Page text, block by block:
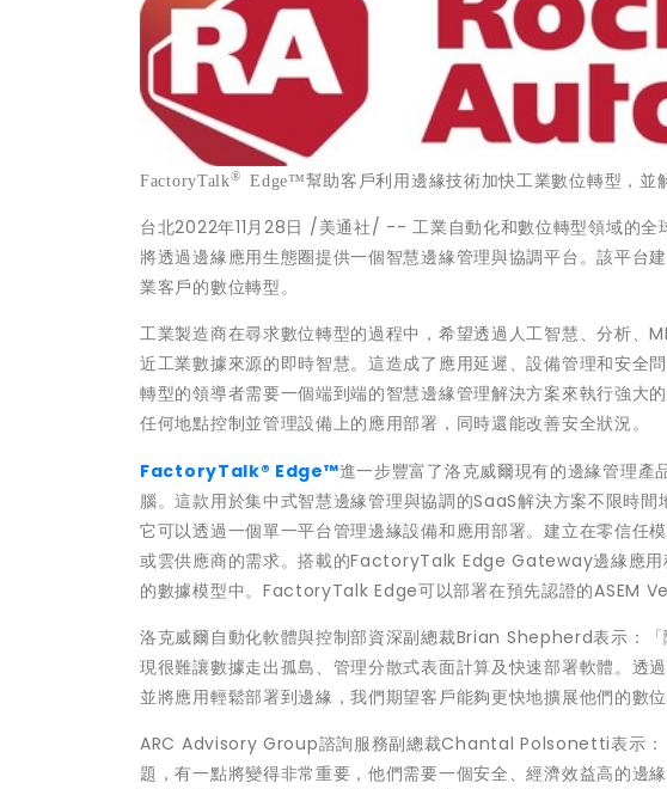
FactoryTalk® Edge™幫助客戶利用邊緣技術加快工業數位轉型，並
台北2022年11月28日 /美通社/ -- 工業自動化和數位轉型領域的全
將透過邊緣應用生態圈提供一個智慧邊緣管理與協調平台。該平台
業客戶的數位轉型。
工業製造商在尋求數位轉型的過程中，希望透過人工智慧、分析、
近工業數據來源的即時智慧。這造成了應用延遲、設備管理和安全
轉型的領導者需要一個端到端的智慧邊緣管理解決方案來執行強大
任何地點控制並管理設備上的應用部署，同時還能改善安全狀況。
FactoryTalk® Edge™進一步豐富了洛克威爾現有的邊緣管理產
腦。這款用於集中式智慧邊緣管理與協調的SaaS解決方案不限時
它可以透過一個單一平台管理邊緣設備和應用部署。建立在零信任
或雲供應商的需求。搭載的FactoryTalk Edge Gateway邊緣應用
的數據模型中。FactoryTalk Edge可以部署在預先認證的ASEM
洛克威爾自動化軟體與控制部資深副總裁Brian Shepherd表示：
「
現很難讓數據走出孤島、管理分散式表面計算及快速部署軟體。
並將應用輕鬆部署到邊緣，我們期望客戶能夠更快地擴展他們的數
ARC Advisory Group諮詢服務副總裁Chantal Polsonetti表示：
題，有一點將變得非常重要，他們需要一個安全、經濟效益高的邊